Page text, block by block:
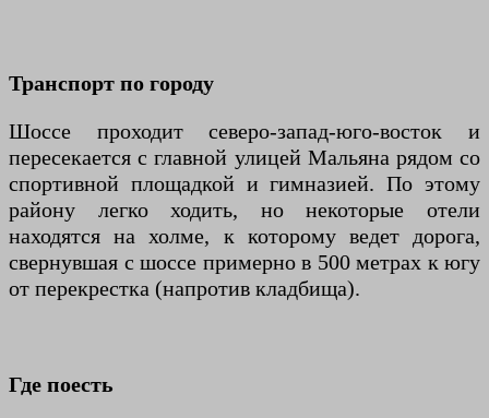
Транспорт по городу
Шоссе проходит северо-запад-юго-восток и
пересекается с главной улицей Мальяна рядом со
спортивной площадкой и гимназией. По этому
району легко ходить, но некоторые отели
находятся на холме, к которому ведет дорога,
свернувшая с шоссе примерно в 500 метрах к югу
от перекрестка (напротив кладбища).
Где поесть